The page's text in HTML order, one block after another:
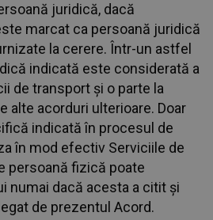
juridică, dacă
marcat ca persoană juridică
la cerere. Într-un astfel
indicată este considerată a
de transport și o parte la
alte acorduri ulterioare. Doar
indicată în procesul de
în mod efectiv Serviciile de
persoană fizică poate
numai dacă acesta a citit și
de prezentul Acord.